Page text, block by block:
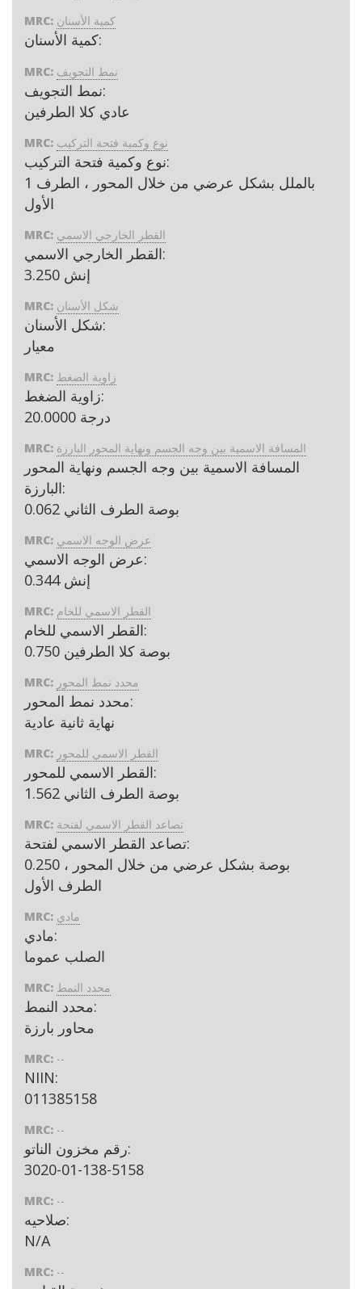
MRC: كمية الأسنان
كمية الأسنان:
MRC: نمط التجويف
نمط التجويف:
عادي كلا الطرفين
MRC: نوع وكمية فتحة التركيب
نوع وكمية فتحة التركيب:
1 بالملل بشكل عرضي من خلال المحور ، الطرف
الأول
MRC: القطر الخارجي الاسمي
القطر الخارجي الاسمي:
إنش 3.250
MRC: شكل الأسنان
شكل الأسنان:
معيار
MRC: زاوية الضغط
زاوية الضغط:
20.0000 درجة
MRC: المسافة الاسمية بين وجه الجسم ونهاية المحور البارزة
المسافة الاسمية بين وجه الجسم ونهاية المحور
البارزة:
0.062 بوصة الطرف الثاني
MRC: عرض الوجه الاسمي
عرض الوجه الاسمي:
إنش 0.344
MRC: القطر الاسمي للخام
القطر الاسمي للخام:
0.750 بوصة كلا الطرفين
MRC: محدد نمط المحور
محدد نمط المحور:
نهاية ثانية عادية
MRC: القطر الاسمي للمحور
القطر الاسمي للمحور:
1.562 بوصة الطرف الثاني
MRC: تصاعد القطر الاسمي لفتحة
تصاعد القطر الاسمي لفتحة:
0.250 بوصة بشكل عرضي من خلال المحور ،
الطرف الأول
MRC: مادي
مادي:
الصلب عموما
MRC: محدد النمط
محدد النمط:
محاور بارزة
MRC: --
NIIN:
011385158
MRC: --
رقم مخزون الناتو:
3020-01-138-5158
MRC: --
صلاحيه:
N/A
MRC: --